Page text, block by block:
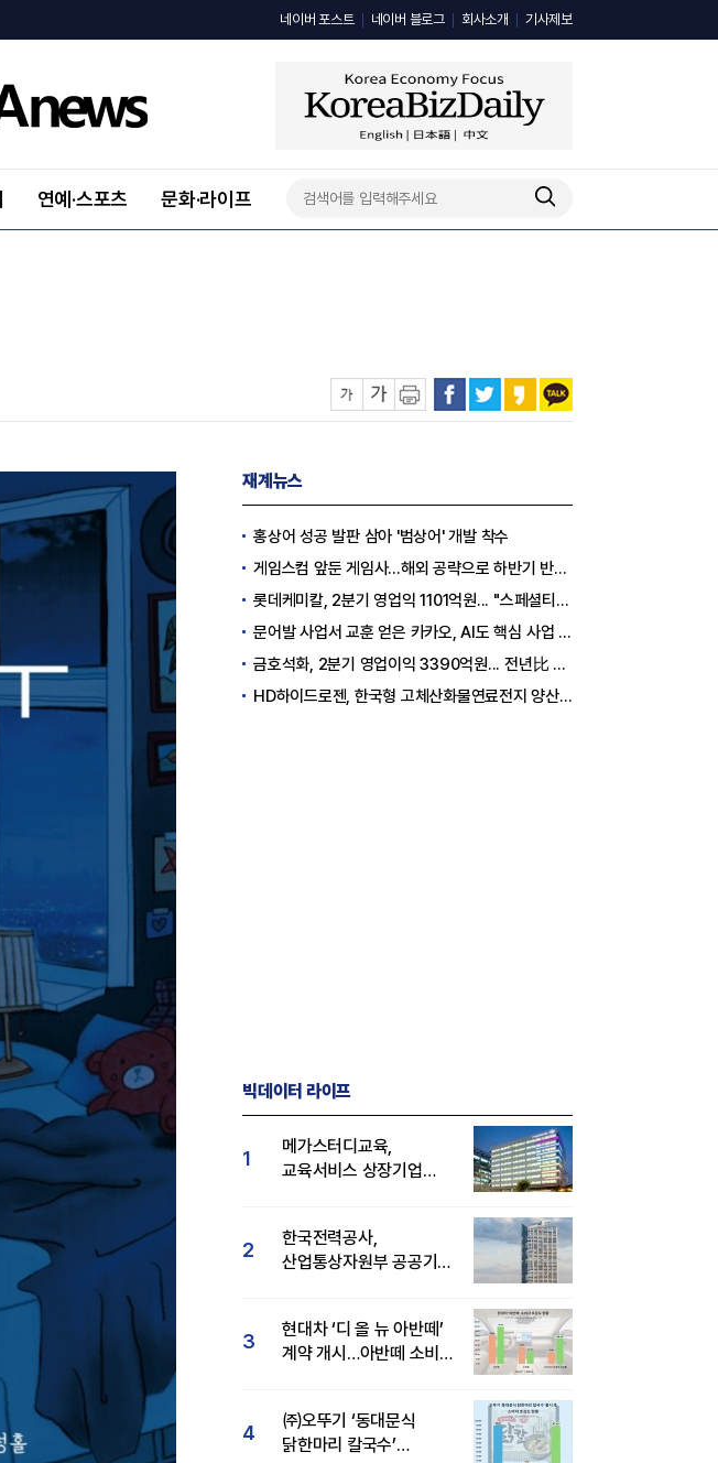
네이버 포스트 네이버 블로그 회사소개 기사제보
연예·스포츠 문화·라이프
재계뉴스
홍상어 성공 발판 삼아 '범상어' 개발 착수
게임스컴 앞둔 게임사…해외 공략으로 하반기 반등 꾀한다
롯데케미칼, 2분기 영업익 1101억원... "스페셜티 전환 가속"
문어발 사업서 교훈 얻은 카카오, AI도 핵심 사업 '선택과 집중'
금호석화, 2분기 영업이익 3390억원... 전년比 419% 급증
HD하이드로젠, 한국형 고체산화물연료전지 양산체계 구축
빅데이터 라이프
1
메가스터디교육,
교육서비스 상장기업
2
한국전력공사,
산업통상자원부 공공기관
3
현대차 ‘디 올 뉴 아반떼’
계약 개시…아반떼 소비자
4
㈜오뚜기 ‘동대문식
닭한마리 칼국수’